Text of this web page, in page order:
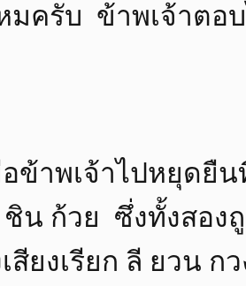
ครับ ข้าพเจ้าตอ
จ้าไปหยุดยืนที่
น ก้วย ซึ่งทั้งสอง
สียงเรียก ลี ยวน